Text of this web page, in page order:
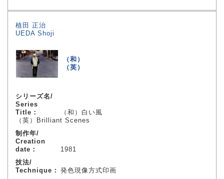
植田 正治
UEDA Shoji
（和）
（英）
シリーズ名/
Series
Title：
（和）白い風
（英）Brilliant Scenes
制作年/
Creation
date：
1981
技法/
Technique： 発色現像方式印画